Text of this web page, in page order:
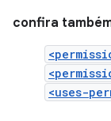
confira
<uses-